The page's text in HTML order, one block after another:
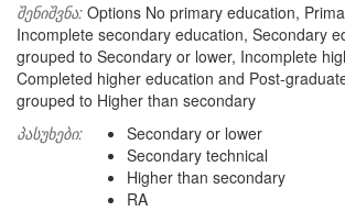
შენიშვნა: Options No primary education,
Incomplete secondary education, Secondary
grouped to Secondary or lower, Incomplete
Completed higher education and Post-
grouped to Higher than secondary
პასუხები:
Secondary or lower
Secondary technical
Higher than secondary
RA